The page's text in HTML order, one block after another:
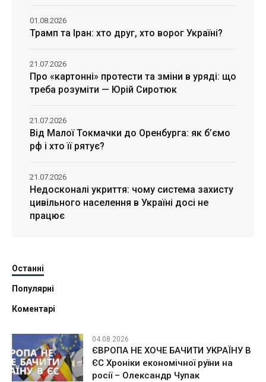
Трамп та Іран: хто друг, хто ворог Україні?
01.08.2026
Про «картонні» протести та зміни в уряді: що
треба розуміти — Юрій Сиротюк
21.07.2026
Від Малої Токмачки до Оренбурга: як б’ємо
рф і хто її рятує?
21.07.2026
Недосконалі укриття: чому система захисту
цивільного населення в Україні досі не
працює
21.07.2026
Останні
Популярні
Коментарі
04.08.2026
ЄВРОПА НЕ ХОЧЕ БАЧИТИ УКРАЇНУ В
ЄС Хроніки економічної руїни на
росії – Олександр Чупак